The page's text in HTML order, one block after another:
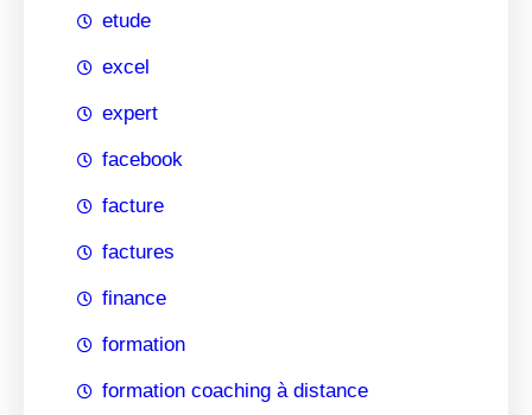
etude
excel
expert
facebook
facture
factures
finance
formation
formation coaching à distance